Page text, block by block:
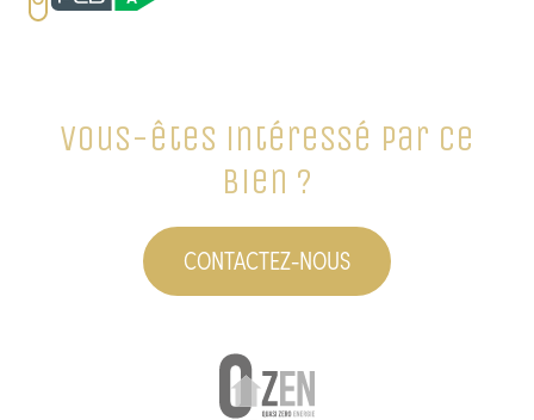
Vous-êtes intéressé par ce
bien ?
CONTACTEZ-NOUS